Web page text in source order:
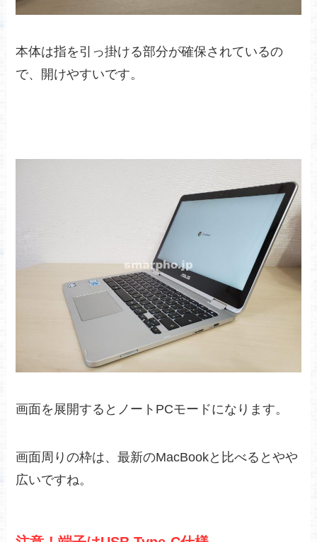
本体は指を引っ掛ける部分が確保されているの
で、開けやすいです。
画面を展開するとノートPCモードになります。
画面周りの枠は、最新のMacBookと比べるとやや
広いですね。